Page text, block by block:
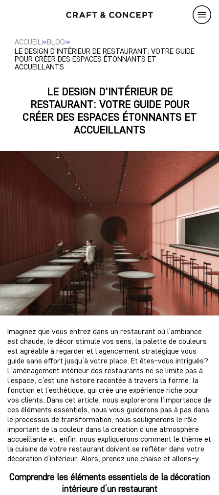
ACCUEIL»BLOG»
LE DESIGN D’INTÉRIEUR DE RESTAURANT: VOTRE GUIDE
POUR CRÉER DES ESPACES ÉTONNANTS ET
ACCUEILLANTS
LE DESIGN D'INTÉRIEUR DE
RESTAURANT: VOTRE GUIDE POUR
CRÉER DES ESPACES ÉTONNANTS ET
ACCUEILLANTS
Imaginez que vous entrez dans un restaurant où l’ambiance
est chaude, le décor stimule vos sens, la palette de couleurs
est agréable à regarder et l’agencement stratégique vous
guide sans effort jusqu’à votre place. Et êtes-vous intrigués?
L’aménagement intérieur des restaurants ne se limite pas à
l’espace, c’est une histoire racontée à travers la forme, la
fonction et l’esthétique, qui crée une expérience riche pour
vos clients. Dans cet article, nous explorerons l’importance de
ces éléments essentiels, nous vous guiderons pas à pas dans
le processus de transformation, nous soulignerons le rôle
important de la couleur dans la création d’une atmosphère
accueillante et, enfin, nous expliquerons comment le thème et
la cuisine de votre restaurant doivent se refléter dans votre
décoration d’intérieur. Alors, prenez une chaise et allons-y.
Comprendre les éléments essentiels de la décoration
intérieure d’un restaurant